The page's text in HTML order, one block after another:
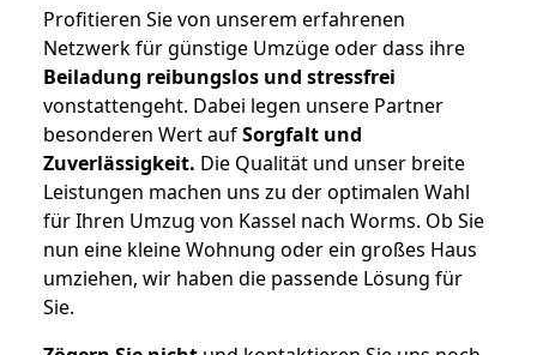
Profitieren Sie von unserem erfahrenen
Netzwerk für günstige Umzüge oder dass ihre
Beiladung reibungslos und stressfrei
vonstattengeht. Dabei legen unsere Partner
besonderen Wert aufSorgfalt und
Zuverlässigkeit. Die Qualität und unser breite
Leistungen machen uns zu der optimalen Wahl
für Ihren Umzug von Kassel nach Worms. Ob Sie
nun eine kleine Wohnung oder ein großes Haus
umziehen, wir haben die passende Lösung für
Sie.